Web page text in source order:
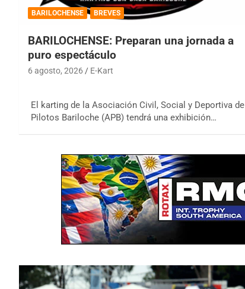
BARILOCHENSE BREVES
BARILOCHENSE: Preparan una jornada a
puro espectáculo
6 agosto, 2026 E-Kart
El karting de la Asociación Civil, Social y Deportiva de
Pilotos Bariloche (APB) tendrá una exhibición…